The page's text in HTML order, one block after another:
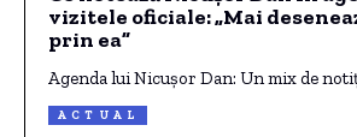
vizitele oficiale: „Mai
prin ea”
Agenda lui Nicușor Dan: Un mix de
ACTUAL